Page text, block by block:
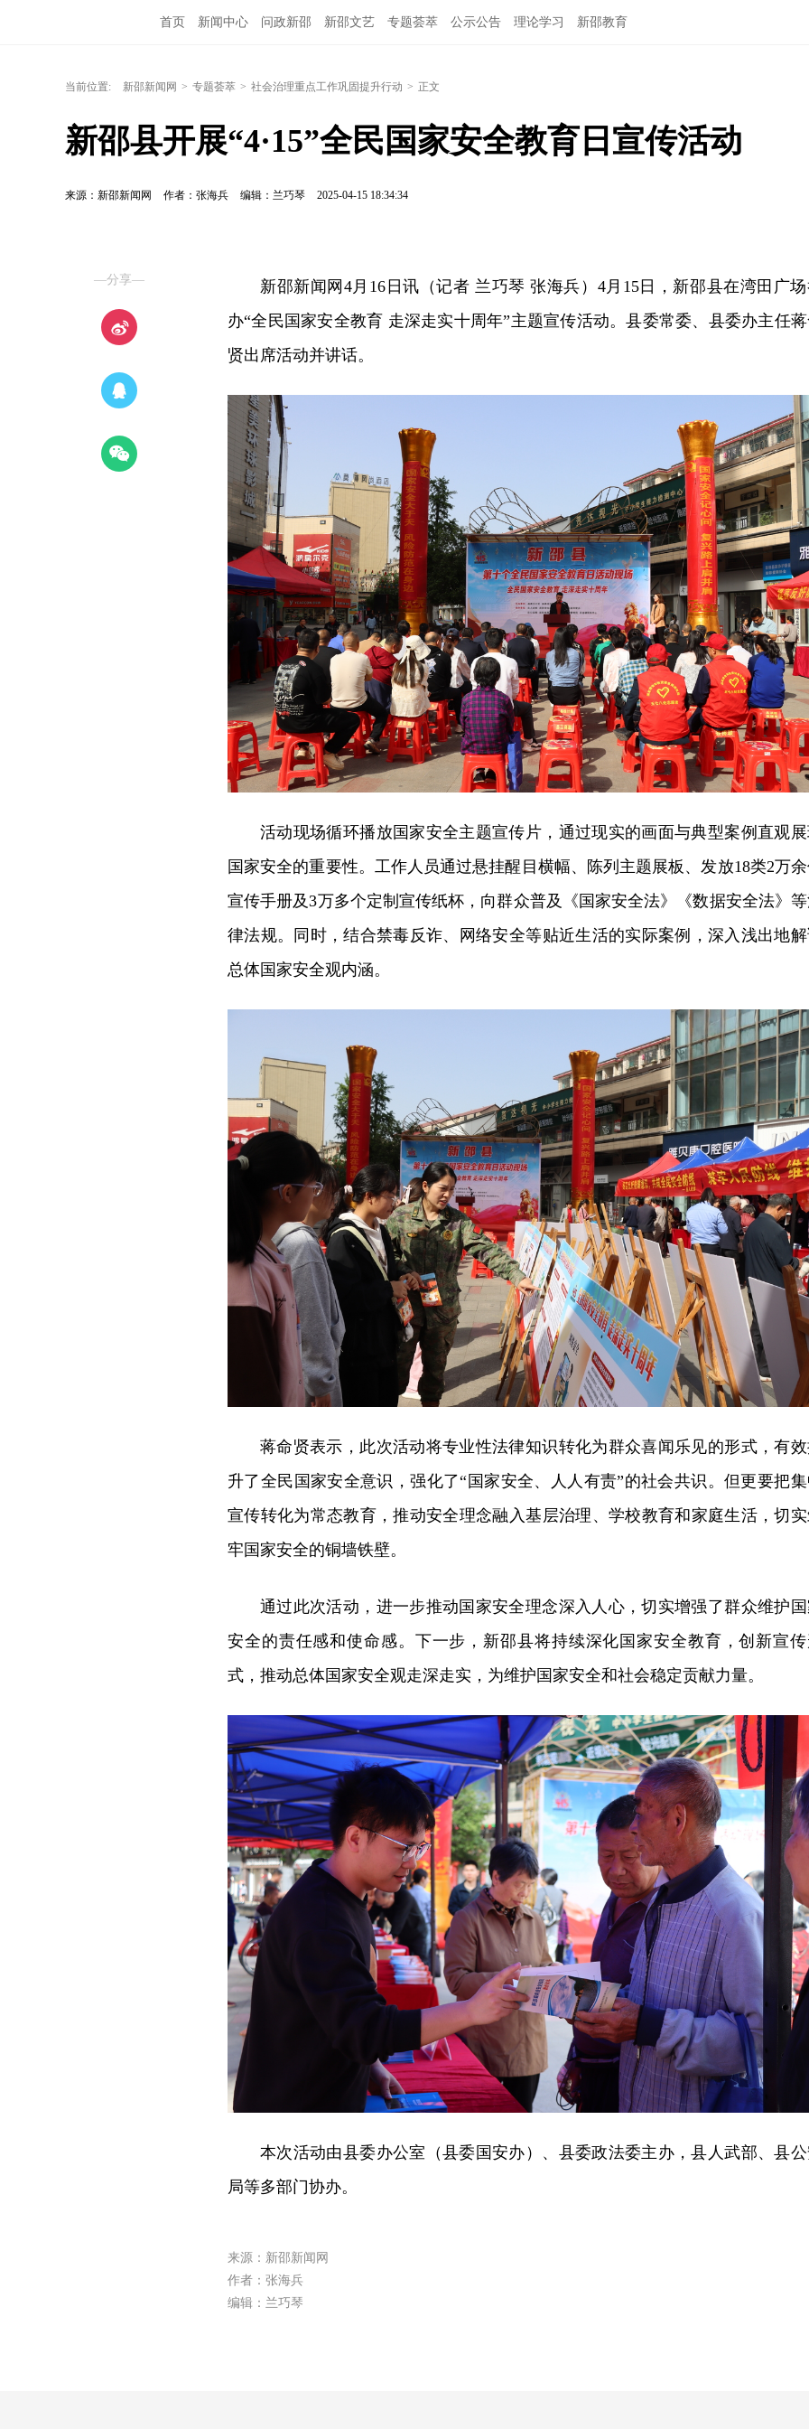
首页 新闻中心 问政新邵 新邵文艺 专题荟萃 公示公告 理论学习 新邵教育
当前位置: 新邵新闻网 > 专题荟萃 > 社会治理重点工作巩固提升行动 > 正文
新邵县开展“4·15”全民国家安全教育日宣传活动
来源：新邵新闻网 作者：张海兵 编辑：兰巧琴 2025-04-15 18:34:34
—分享—
新邵新闻网4月16日讯（记者 兰巧琴 张海兵）4月15日，新邵县在湾田广
办“全民国家安全教育 走深走实十周年”主题宣传活动。县委常委、县委办主任
贤出席活动并讲话。
活动现场循环播放国家安全主题宣传片，通过现实的画面与典型案例直观
国家安全的重要性。工作人员通过悬挂醒目横幅、陈列主题展板、发放18类2万
宣传手册及3万多个定制宣传纸杯，向群众普及《国家安全法》《数据安全法》
律法规。同时，结合禁毒反诈、网络安全等贴近生活的实际案例，深入浅出地
总体国家安全观内涵。
蒋命贤表示，此次活动将专业性法律知识转化为群众喜闻乐见的形式，有
升了全民国家安全意识，强化了“国家安全、人人有责”的社会共识。但更要把
宣传转化为常态教育，推动安全理念融入基层治理、学校教育和家庭生活，切
牢国家安全的铜墙铁壁。
通过此次活动，进一步推动国家安全理念深入人心，切实增强了群众维护
安全的责任感和使命感。下一步，新邵县将持续深化国家安全教育，创新宣
式，推动总体国家安全观走深走实，为维护国家安全和社会稳定贡献力量。
本次活动由县委办公室（县委国安办）、县委政法委主办，县人武部、县
局等多部门协办。
来源：新邵新闻网
作者：张海兵
编辑：兰巧琴